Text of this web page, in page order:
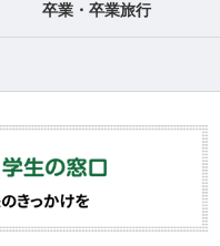
卒業・卒業旅行